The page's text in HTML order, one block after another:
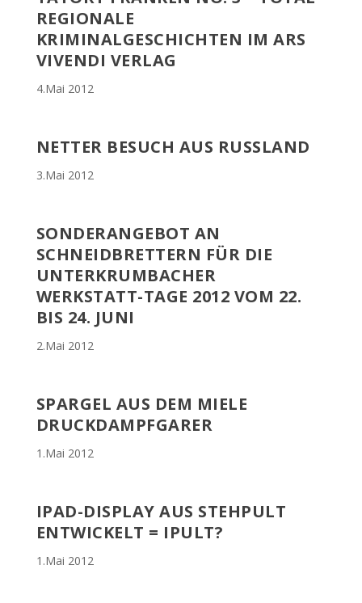
REGIONALE
KRIMINALGESCHICHTEN IM ARS
VIVENDI VERLAG
4.Mai 2012
NETTER BESUCH AUS RUSSLAND
3.Mai 2012
SONDERANGEBOT AN
SCHNEIDBRETTERN FÜR DIE
UNTERKRUMBACHER
WERKSTATT-TAGE 2012 VOM 22.
BIS 24. JUNI
2.Mai 2012
SPARGEL AUS DEM MIELE
DRUCKDAMPFGARER
1.Mai 2012
IPAD-DISPLAY AUS STEHPULT
ENTWICKELT = IPULT?
1.Mai 2012